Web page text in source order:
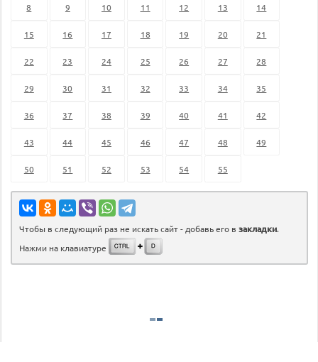
8 9 10 11 12 13 14
15 16 17 18 19 20 21
22 23 24 25 26 27 28
29 30 31 32 33 34 35
36 37 38 39 40 41 42
43 44 45 46 47 48 49
50 51 52 53 54 55
Чтобы в следующий раз не искать сайт - добавь его в закладки.
Нажми на клавиатуре